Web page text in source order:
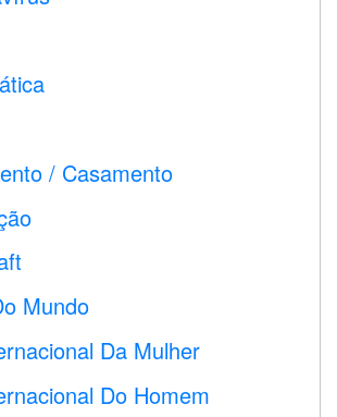
/ Casamento
Mundo
Da Mulher
Do Homem